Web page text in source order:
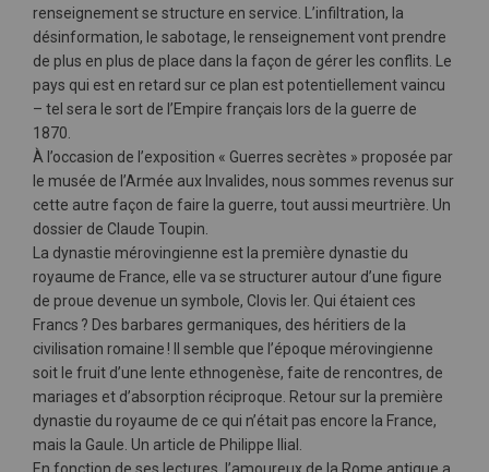
renseignement se structure en service. L’infiltration, la
désinformation, le sabotage, le renseignement vont prendre
de plus en plus de place dans la façon de gérer les conflits. Le
pays qui est en retard sur ce plan est potentiellement vaincu
– tel sera le sort de l’Empire français lors de la guerre de
1870.
À l’occasion de l’exposition « Guerres secrètes » proposée par
le musée de l’Armée aux Invalides, nous sommes revenus sur
cette autre façon de faire la guerre, tout aussi meurtrière. Un
dossier de Claude Toupin.
La dynastie mérovingienne est la première dynastie du
royaume de France, elle va se structurer autour d’une figure
de proue devenue un symbole, Clovis Ier. Qui étaient ces
Francs ? Des barbares germaniques, des héritiers de la
civilisation romaine ! Il semble que l’époque mérovingienne
soit le fruit d’une lente ethnogenèse, faite de rencontres, de
mariages et d’absorption réciproque. Retour sur la première
dynastie du royaume de ce qui n’était pas encore la France,
mais la Gaule. Un article de Philippe Ilial.